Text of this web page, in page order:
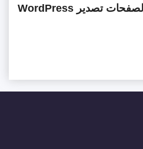
أفضل 5 مكونات إضافية لصفحات تصدير WordPress